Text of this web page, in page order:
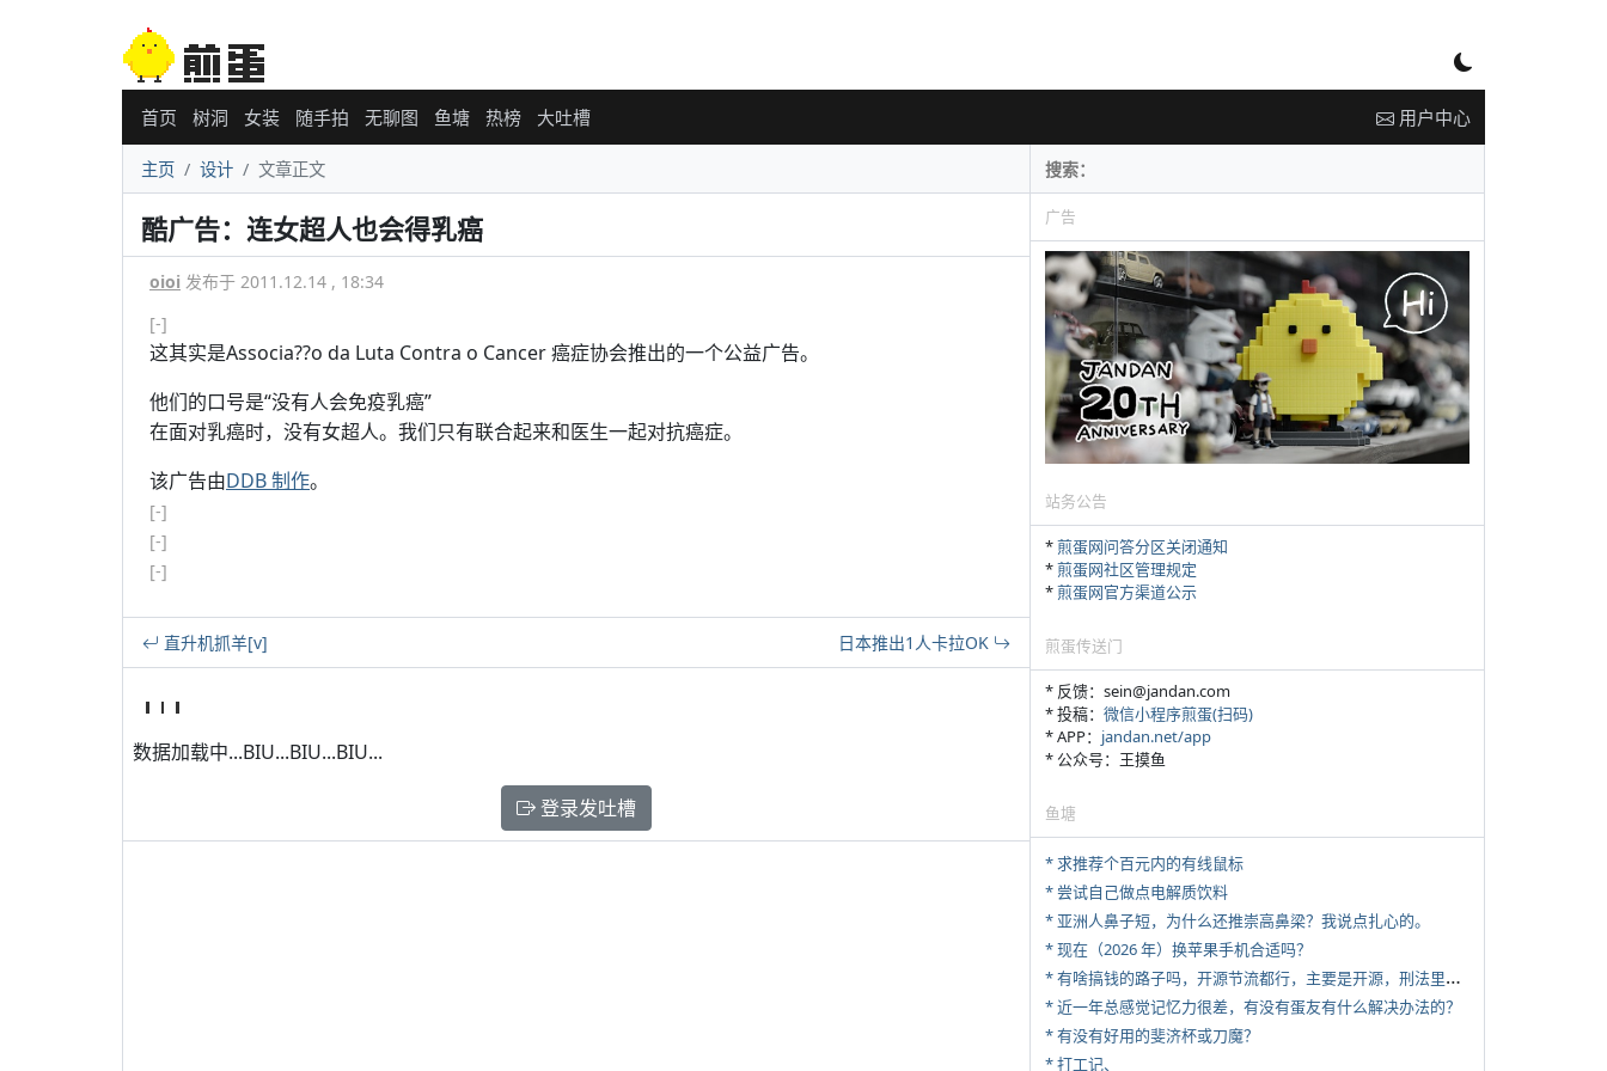
首页 树洞 女装 随手拍 无聊图 鱼塘 热榜 大吐槽 用户中心
主页 设计 文章正文
酷广告：连女超人也会得乳癌
oioi 发布于 2011.12.14 , 18:34
[-]
这其实是Associa??o da Luta Contra o Cancer 癌症协会推出的一个公益广告。
他们的口号是“没有人会免疫乳癌”
在面对乳癌时，没有女超人。我们只有联合起来和医生一起对抗癌症。
该广告由DDB 制作。
[-]
[-]
[-]
直升机抓羊[v] 日本推出1人卡拉OK
数据加载中...BIU...BIU...BIU...
登录发吐槽
广告
站务公告
*煎蛋网问答分区关闭通知
*煎蛋网社区管理规定
*煎蛋网官方渠道公示
煎蛋传送门
* 反馈：sein@jandan.com
* 投稿： 微信小程序煎蛋(扫码)
* APP： jandan.net/app
* 公众号：王摸鱼
鱼塘
* 求推荐个百元内的有线鼠标
* 尝试自己做点电解质饮料
* 亚洲人鼻子短，为什么还推崇高鼻梁？我说点扎心的。
* 现在（2026 年）换苹果手机合适吗？
*
有啥搞钱的路子吗，开源节流都行，主要是开源，刑法里的咱不做
* 近一年总感觉记忆力很差，有没有蛋友有什么解决办法的？
* 有没有好用的斐济杯或刀魔？
* 打工记、